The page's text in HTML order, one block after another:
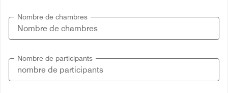
Nombre de chambres
Nombre de participants